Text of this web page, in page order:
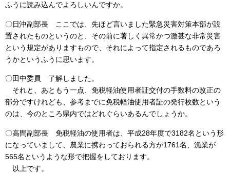
ふうに読み込んでよろしいんですか。
〇日沖副部長 ここでは、先ほど言いました緊急災害対策本部が設
置されたものというのと、その前に著しく異常かつ激甚な非常災害
という規定がありますもので、それによって指定されるものであろ
うかというふうに思います。
〇田中委員 了解しました。
それと、あともう一点、免税軽油使用者証交付の手数料の改正の
部分ですけれども、参考までに免税軽油使用者証の発行枚数という
のは、今のところ県内ではどれぐらいあるんでしょうか。
〇高間副部長 免税軽油の使用者は、平成28年度で3182名という形
になっていまして、農業に携わっておられる方が1761名、漁業が
565名というような形で把握をしております。
以上です。